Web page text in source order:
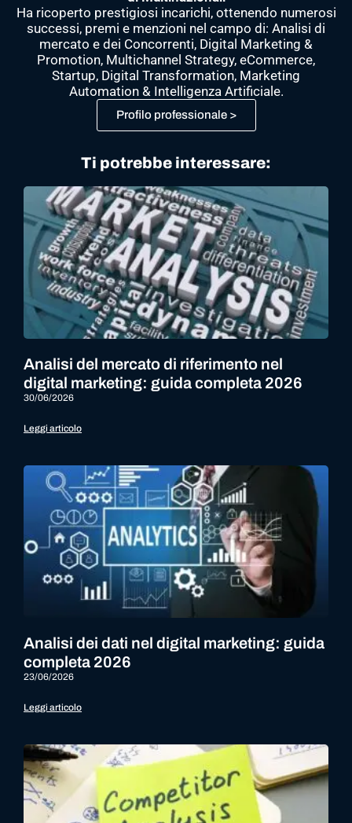
Ha ricoperto prestigiosi incarichi, ottenendo numerosi
successi, premi e menzioni nel campo di: Analisi di
mercato e dei Concorrenti, Digital Marketing &
Promotion, Multichannel Strategy, eCommerce,
Startup, Digital Transformation, Marketing
Automation & Intelligenza Artificiale.
Profilo professionale >
Ti potrebbe interessare:
Analisi del mercato di riferimento nel
digital marketing: guida completa 2026
30/06/2026
Leggi articolo
Analisi dei dati nel digital marketing: guida
completa 2026
23/06/2026
Leggi articolo